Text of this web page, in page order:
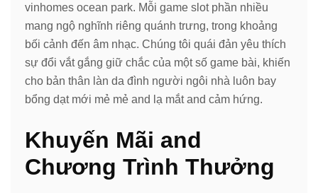
vinhomes ocean park. Mỗi game slot phần nhiều
mang ngộ nghĩnh riêng quánh trưng, trong khoảng
bối cảnh đến âm nhạc. Chúng tôi quái đản yêu thích
sự đổi vắt gắng giữ chắc của một số game bài, khiến
cho bản thân làn da đình người ngôi nhà luôn bay
bổng dạt mới mẻ mẻ and lạ mắt and cảm hứng.
Khuyến Mãi and
Chương Trình Thưởng